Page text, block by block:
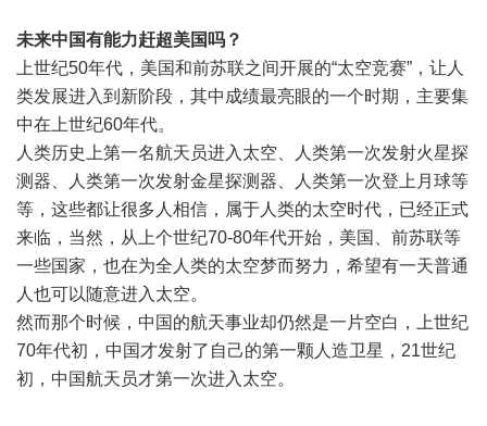
未来中国有能力赶超美国吗？
上世纪50年代，美国和前苏联之间开展的“太空竞赛”，让人
类发展进入到新阶段，其中成绩最亮眼的一个时期，主要集
中在上世纪60年代。
人类历史上第一名航天员进入太空、人类第一次发射火星探
测器、人类第一次发射金星探测器、人类第一次登上月球等
等，这些都让很多人相信，属于人类的太空时代，已经正式
来临，当然，从上个世纪70-80年代开始，美国、前苏联等
一些国家，也在为全人类的太空梦而努力，希望有一天普通
人也可以随意进入太空。
然而那个时候，中国的航天事业却仍然是一片空白，上世纪
70年代初，中国才发射了自己的第一颗人造卫星，21世纪
初，中国航天员才第一次进入太空。